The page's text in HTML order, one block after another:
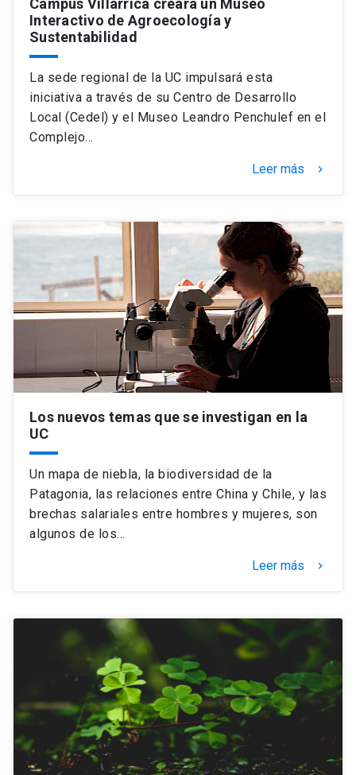
Campus Villarrica creará un Museo
Interactivo de Agroecología y
Sustentabilidad
La sede regional de la UC impulsará esta
iniciativa a través de su Centro de Desarrollo
Local (Cedel) y el Museo Leandro Penchulef en el
Complejo…
Leer más keyboard_arrow_right
Los nuevos temas que se investigan en la
UC
Un mapa de niebla, la biodiversidad de la
Patagonia, las relaciones entre China y Chile, y las
brechas salariales entre hombres y mujeres, son
algunos de los…
Leer más keyboard_arrow_right